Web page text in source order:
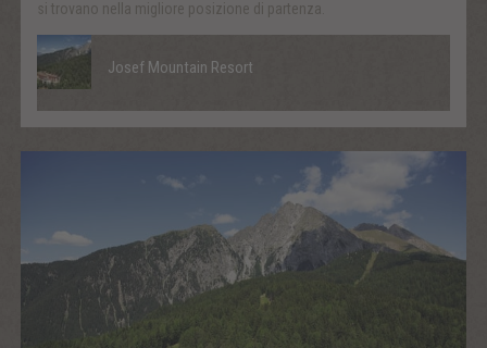
si trovano nella migliore posizione di partenza.
Josef Mountain Resort